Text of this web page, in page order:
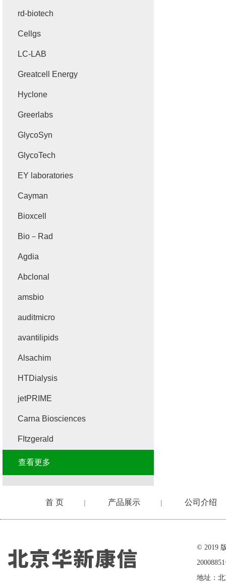
rd-biotech
Cellgs
LC-LAB
Greatcell Energy
Hyclone
Greerlabs
GlycoSyn
GlycoTech
EY laboratories
Cayman
Bioxcell
Bio－Rad
Agdia
Abclonal
amsbio
auditmicro
avantilipids
Alsachim
HTDialysis
jetPRIME
Carna Biosciences
FItzgerald
查看更多
首 页 | 产品展示 | 公司介绍
© 2019
地址：